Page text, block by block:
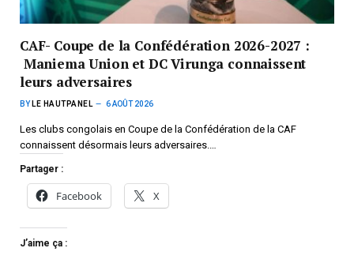
CAF- Coupe de la Confédération 2026-2027 :
Maniema Union et DC Virunga connaissent
leurs adversaires
BY LE HAUTPANEL 6 AOÛT 2026
Les clubs congolais en Coupe de la Confédération de la CAF
connaissent désormais leurs adversaires.…
Partager :
Facebook X
J’aime ça :